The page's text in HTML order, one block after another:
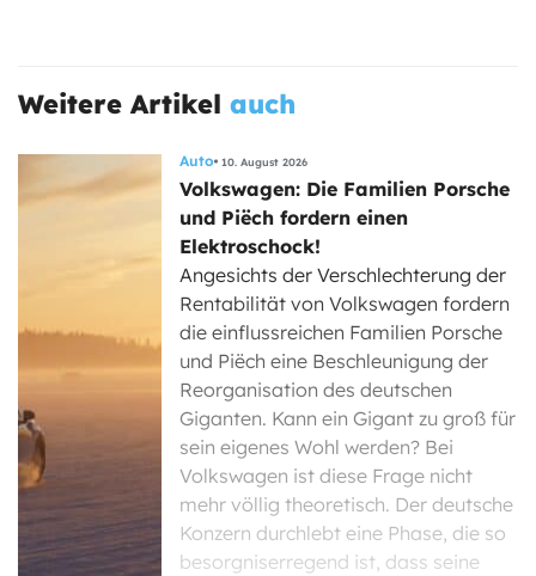
Weitere Artikel auch
Auto 10. August 2026
Volkswagen: Die Familien Porsche
und Piëch fordern einen
Elektroschock!
Angesichts der Verschlechterung der
Rentabilität von Volkswagen fordern
die einflussreichen Familien Porsche
und Piëch eine Beschleunigung der
Reorganisation des deutschen
Giganten. Kann ein Gigant zu groß für
sein eigenes Wohl werden? Bei
Volkswagen ist diese Frage nicht
mehr völlig theoretisch. Der deutsche
Konzern durchlebt eine Phase, die so
besorgniserregend ist, dass seine